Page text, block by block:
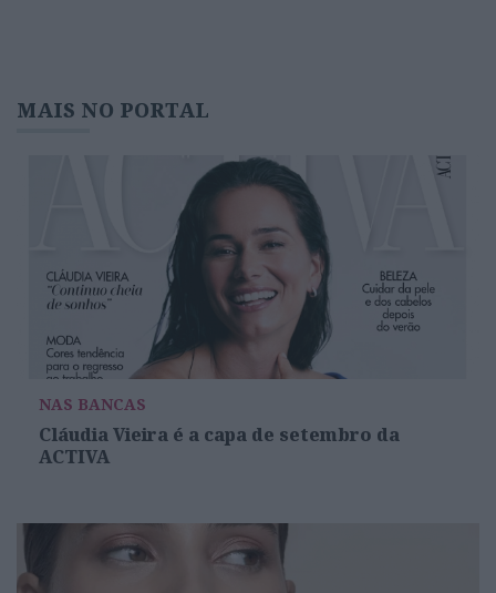
MAIS NO PORTAL
NAS BANCAS
Cláudia Vieira é a capa de setembro da
ACTIVA